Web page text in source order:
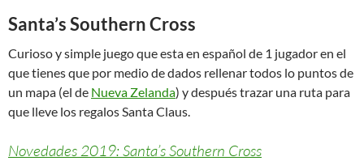
Santa’s Southern Cross
Curioso y simple juego que esta en español de 1 jugador en el
que tienes que por medio de dados rellenar todos lo puntos de
un mapa (el de Nueva Zelanda) y después trazar una ruta para
que lleve los regalos Santa Claus.
Novedades 2019: Santa’s Southern Cross